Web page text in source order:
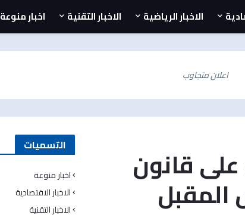
الاخبار الرياضية الاخبار التقنية اخبار منوعة
اعلان متجاوب
على قانون
المقبل
التسميات
اخبار منوعة
الاخبار الاقتصادية
الاخبار التقنية